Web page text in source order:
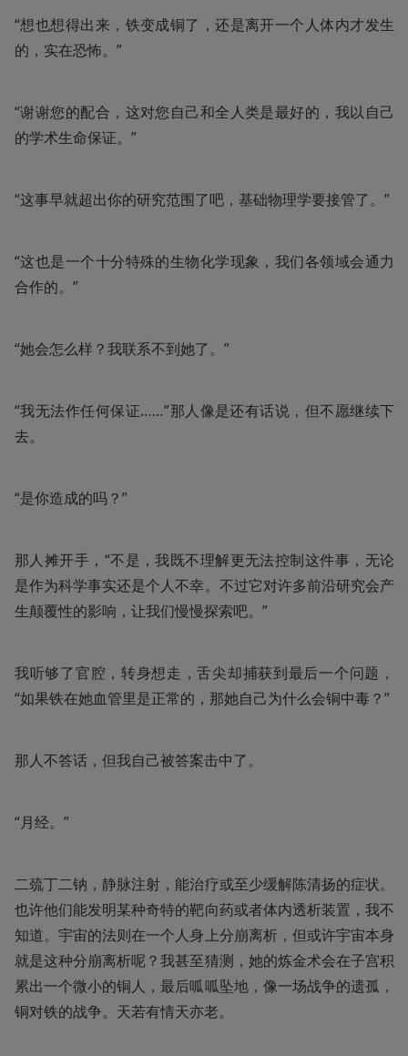
“想也想得出来，铁变成铜了，还是离开一个人体内才发生
的，实在恐怖。”
“谢谢您的配合，这对您自己和全人类是最好的，我以自己
的学术生命保证。”
“这事早就超出你的研究范围了吧，基础物理学要接管了。”
“这也是一个十分特殊的生物化学现象，我们各领域会通力
合作的。”
“她会怎么样？我联系不到她了。”
“我无法作任何保证……”那人像是还有话说，但不愿继续下
去。
“是你造成的吗？”
那人摊开手，“不是，我既不理解更无法控制这件事，无论
是作为科学事实还是个人不幸。不过它对许多前沿研究会产
生颠覆性的影响，让我们慢慢探索吧。”
我听够了官腔，转身想走，舌尖却捕获到最后一个问题，
“如果铁在她血管里是正常的，那她自己为什么会铜中毒？”
那人不答话，但我自己被答案击中了。
“月经。”
二巯丁二钠，静脉注射，能治疗或至少缓解陈清扬的症状。
也许他们能发明某种奇特的靶向药或者体内透析装置，我不
知道。宇宙的法则在一个人身上分崩离析，但或许宇宙本身
就是这种分崩离析呢？我甚至猜测，她的炼金术会在子宫积
累出一个微小的铜人，最后呱呱坠地，像一场战争的遗孤，
铜对铁的战争。天若有情天亦老。